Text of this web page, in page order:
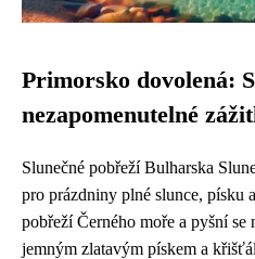
Primorsko dovolená:
nezapomenutelné
Slunečné pobřeží Bulharska
pro prázdniny plné slunce, písku
pobřeží Černého moře a pyšní se
jemným zlatavým pískem a